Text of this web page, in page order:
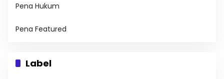
Pena Hukum
Pena Featured
Label